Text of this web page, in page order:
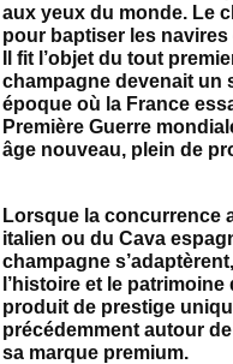
aux yeux du monde. Le
pour baptiser les navires
Il fit l’objet du tout
champagne devenait un
époque où la France
Première Guerre
âge nouveau, plein de
Lorsque la concurrence
italien ou du Cava
champagne
l’histoire et le
produit de prestige
précédemment autour
sa marque premium.